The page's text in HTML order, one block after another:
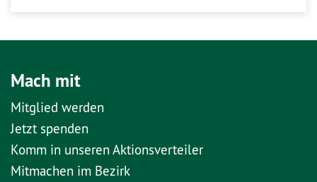
Mach mit
Mitglied werden
Jetzt spenden
Komm in unseren Aktionsverteiler
Mitmachen im Bezirk